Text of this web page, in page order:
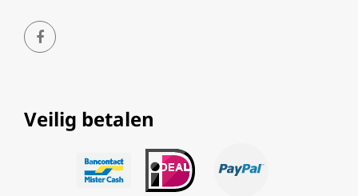
Veilig betalen